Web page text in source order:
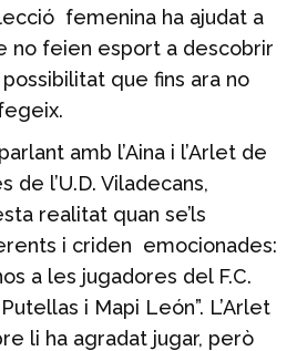
femenina ha ajudat a
no feien esport a descobrir
que fins ara no
amb l’Aina i l’Arlet de
de l’U.D. Viladecans,
realitat quan se’ls
i criden emocionades:
a les jugadores del F.C.
i Mapi León”. L’Arlet
li ha agradat jugar, però